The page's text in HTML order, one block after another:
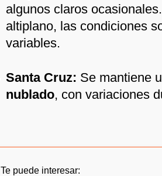
algunos claros
altiplano, las condiciones
variables.
Santa Cruz: Se mantiene
nublado, con variaciones
Te puede interesar: